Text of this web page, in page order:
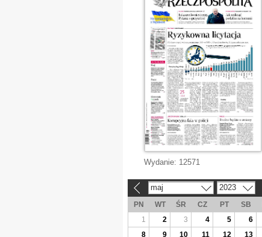
Wydanie: 12571
maj 2023
PN WT ŚR CZ PT SB
1
2 3 4 5 6
8
9 10 11 12 13